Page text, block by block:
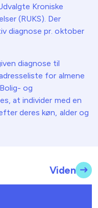
Kroniske
(RUKS). Der
diagnose pr. oktober
diagnose til
for almene
og
at individer med en
deres køn, alder og
Viden